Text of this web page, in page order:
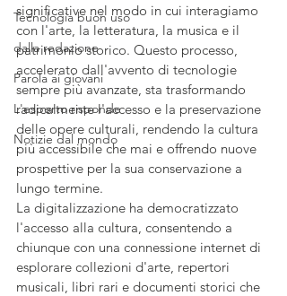
Tecnologia buon uso
dalla redazione
Parola ai giovani
L'esperto risponde
Notizie dal mondo
significative nel modo in cui interagiamo
con l'arte, la letteratura, la musica e il
patrimonio storico. Questo processo,
accelerato dall'avvento di tecnologie
sempre più avanzate, sta trasformando
radicalmente l'accesso e la preservazione
delle opere culturali, rendendo la cultura
più accessibile che mai e offrendo nuove
prospettive per la sua conservazione a
lungo termine.
La digitalizzazione ha democratizzato
l'accesso alla cultura, consentendo a
chiunque con una connessione internet di
esplorare collezioni d'arte, repertori
musicali, libri rari e documenti storici che